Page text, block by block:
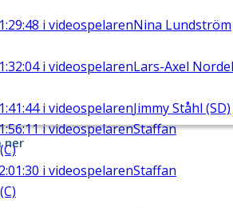
i videospelarenNina Lundström
i videospelarenLars-Axel
i videospelarenJimmy Ståhl (SD)
i videospelarenStaffan
i videospelarenStaffan
ner